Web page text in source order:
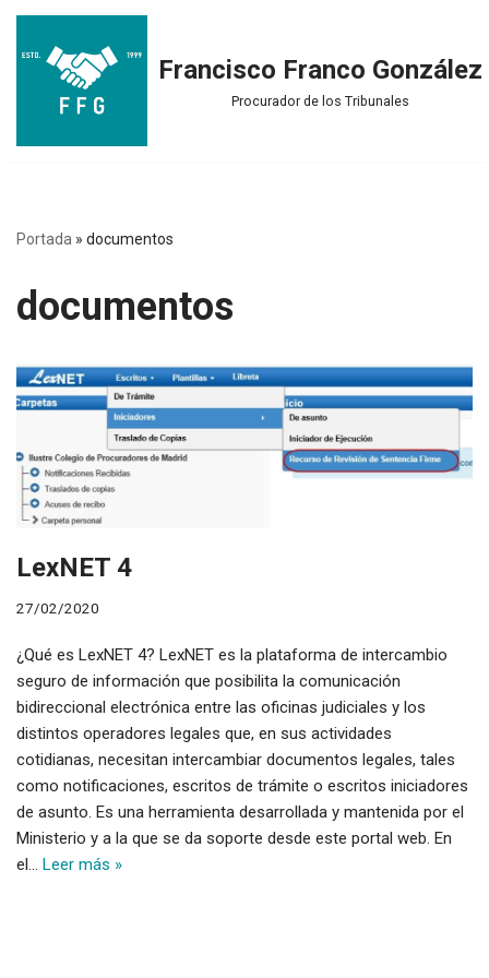
Saltar
contenido
Francisco Franco González
Procurador de los Tribunales
Portada » documentos
documentos
LexNET 4
27/02/2020
¿Qué es LexNET 4? LexNET es la plataforma de intercambio
seguro de información que posibilita la comunicación
bidireccional electrónica entre las oficinas judiciales y los
distintos operadores legales que, en sus actividades
cotidianas, necesitan intercambiar documentos legales, tales
como notificaciones, escritos de trámite o escritos iniciadores
de asunto. Es una herramienta desarrollada y mantenida por el
Ministerio y a la que se da soporte desde este portal web. En
el… Leer más »